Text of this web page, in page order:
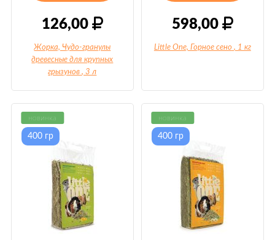
126,00
Жорка, Чудо-гранулы
древесные для крупных
грызунов , 3 л
598,00
Little One, Горное сено , 1 кг
новинка
400 гр
новинка
400 гр